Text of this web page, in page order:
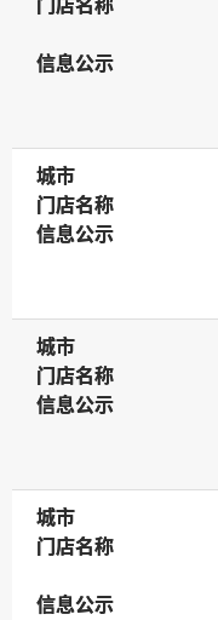
门店名称
门店名称
信息公示
信息公示
城市
城市
门店名称
门店名称
信息公示
信息公示
城市
城市
门店名称
门店名称
信息公示
信息公示
城市
城市
门店名称
门店名称
信息公示
信息公示